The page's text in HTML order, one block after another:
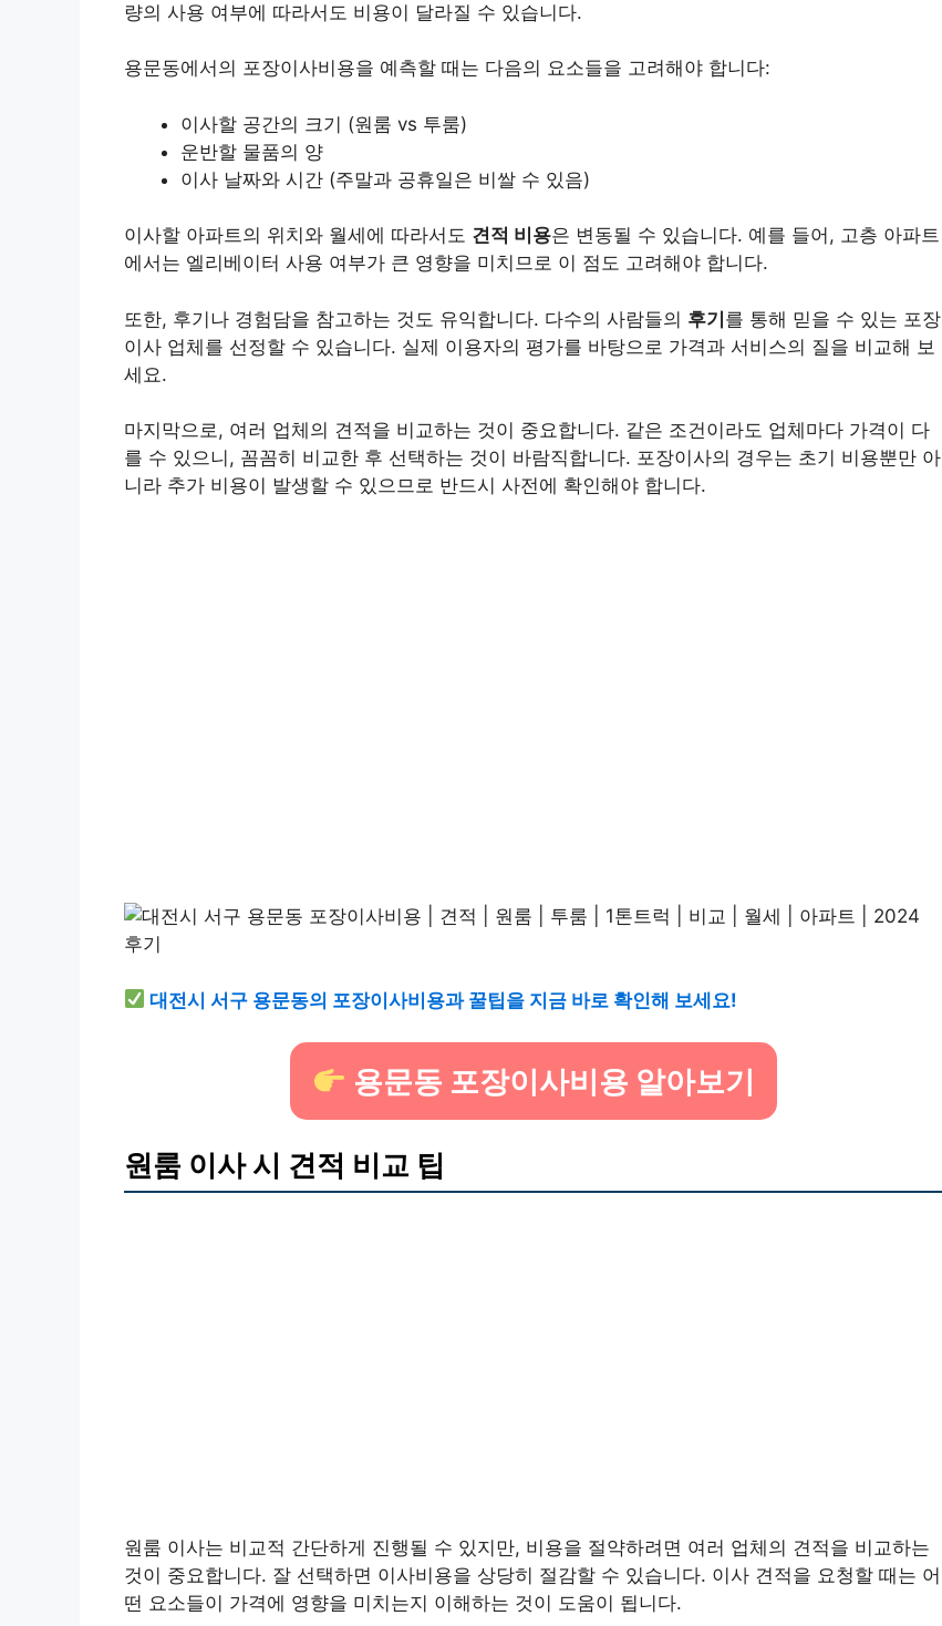
량의 사용 여부에 따라서도 비용이 달라질 수 있습니다.
용문동에서의 포장이사비용을 예측할 때는 다음의 요소들을 고려해야 합니다:
이사할 공간의 크기 (원룸 vs 투룸)
운반할 물품의 양
이사 날짜와 시간 (주말과 공휴일은 비쌀 수 있음)
이사할 아파트의 위치와 월세에 따라서도 견적 비용은 변동될 수 있습니다. 예를 들어, 고층 아파트
에서는 엘리베이터 사용 여부가 큰 영향을 미치므로 이 점도 고려해야 합니다.
또한, 후기나 경험담을 참고하는 것도 유익합니다. 다수의 사람들의 후기를 통해 믿을 수 있는 포장
이사 업체를 선정할 수 있습니다. 실제 이용자의 평가를 바탕으로 가격과 서비스의 질을 비교해 보
세요.
마지막으로, 여러 업체의 견적을 비교하는 것이 중요합니다. 같은 조건이라도 업체마다 가격이 다
를 수 있으니, 꼼꼼히 비교한 후 선택하는 것이 바람직합니다. 포장이사의 경우는 초기 비용뿐만 아
니라 추가 비용이 발생할 수 있으므로 반드시 사전에 확인해야 합니다.
대전시 서구 용문동의 포장이사비용과 꿀팁을 지금 바로 확인해 보세요!
용문동 포장이사비용 알아보기
원룸 이사 시 견적 비교 팁
원룸 이사는 비교적 간단하게 진행될 수 있지만, 비용을 절약하려면 여러 업체의 견적을 비교하는
것이 중요합니다. 잘 선택하면 이사비용을 상당히 절감할 수 있습니다. 이사 견적을 요청할 때는 어
떤 요소들이 가격에 영향을 미치는지 이해하는 것이 도움이 됩니다.